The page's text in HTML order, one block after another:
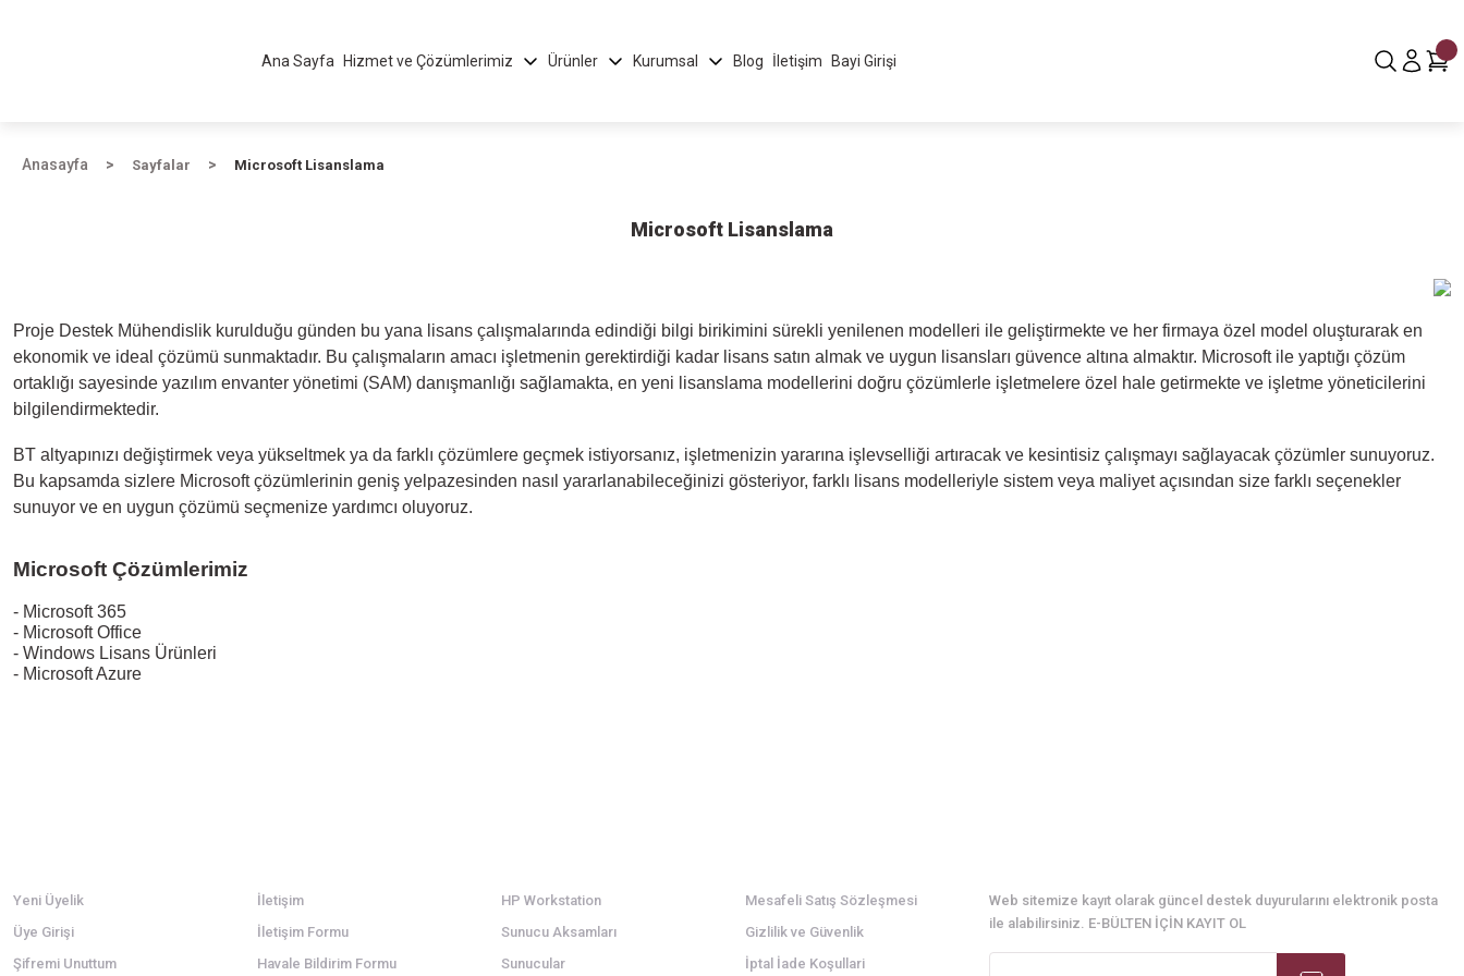
Ana Sayfa Hizmet ve Çözümlerimiz Ürünler Kurumsal Blog İletişim Bayi Girişi
Anasayfa Sayfalar Microsoft Lisanslama
Microsoft Lisanslama
Proje Destek Mühendislik kurulduğu günden bu yana lisans çalışmalarında edindiği bilgi birikimini sürekli yenilenen modelleri ile geliştirmekte ve her firmaya özel model oluşturarak en
ekonomik ve ideal çözümü sunmaktadır. Bu çalışmaların amacı işletmenin gerektirdiği kadar lisans satın almak ve uygun lisansları güvence altına almaktır. Microsoft ile yaptığı çözüm
ortaklığı sayesinde yazılım envanter yönetimi (SAM) danışmanlığı sağlamakta, en yeni lisanslama modellerini doğru çözümlerle işletmelere özel hale getirmekte ve işletme yöneticilerini
bilgilendirmektedir.
BT altyapınızı değiştirmek veya yükseltmek ya da farklı çözümlere geçmek istiyorsanız, işletmenizin yararına işlevselliği artıracak ve kesintisiz çalışmayı sağlayacak çözümler sunuyoruz.
Bu kapsamda sizlere Microsoft çözümlerinin geniş yelpazesinden nasıl yararlanabileceğinizi gösteriyor, farklı lisans modelleriyle sistem veya maliyet açısından size farklı seçenekler
sunuyor ve en uygun çözümü seçmenize yardımcı oluyoruz.
Microsoft Çözümlerimiz
- Microsoft 365
- Microsoft Office
- Windows Lisans Ürünleri
- Microsoft Azure
Yeni Üyelik
Üye Girişi
Şifremi Unuttum
İletişim
İletişim Formu
Havale Bildirim Formu
HP Workstation
Sunucu Aksamları
Sunucular
Mesafeli Satış Sözleşmesi
Gizlilik ve Güvenlik
İptal İade Koşullari
Web sitemize kayıt olarak güncel destek duyurularını elektronik posta
ile alabilirsiniz. E-BÜLTEN İÇİN KAYIT OL